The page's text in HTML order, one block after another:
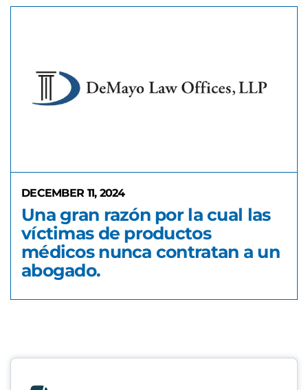
DECEMBER 11, 2024
Una gran razón por la cual las
víctimas de productos
médicos nunca contratan a un
abogado.